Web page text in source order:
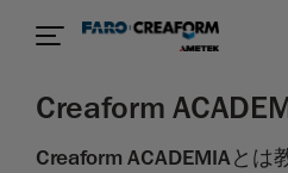
Creaform
Creaform ACADEMIAとは